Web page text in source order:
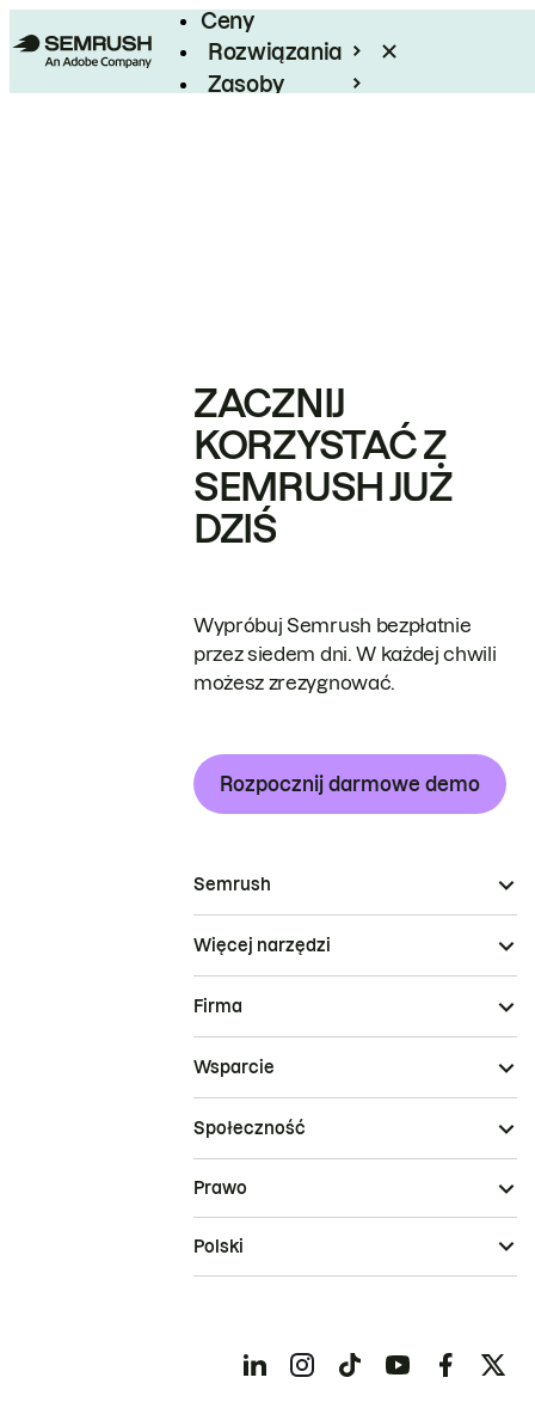
Ceny
Rozwiązania
Zasoby
ZACZNIJ
KORZYSTAĆ Z
SEMRUSH JUŻ
DZIŚ
Wypróbuj Semrush bezpłatnie
przez siedem dni. W każdej chwili
możesz zrezygnować.
Rozpocznij darmowe demo
Semrush
Więcej narzędzi
Firma
Wsparcie
Społeczność
Prawo
Polski